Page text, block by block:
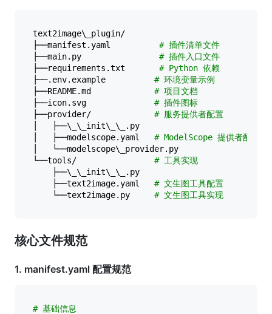
text2image\_plugin/
├──manifest.yaml # 插件清单文件
├──main.py # 插件入口文件
├──requirements.txt # Python 依赖
├──.env.example # 环境变量示例
├──README.md # 项目文档
├──icon.svg # 插件图标
├──provider/ # 服务提供者配置
│   ├──\_\_init\_\_.py
│   ├──modelscope.yaml # ModelScope 提供者配置
│   └──modelscope\_provider.py
└──tools/ # 工具实现
    ├──\_\_init\_\_.py
    ├──text2image.yaml
# 文生图工具配置
    └──text2image.py
# 文生图工具实现
核心文件规范
1. manifest.yaml 配置规范
# 基础信息